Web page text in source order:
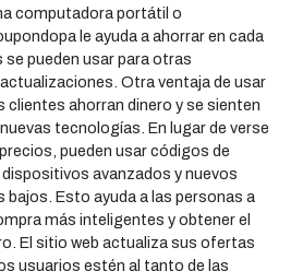
computadora portátil o
le ayuda a ahorrar en cada
pueden usar para otras
Otra ventaja de usar
clientes ahorran dinero y se sienten
tecnologías. En lugar de verse
pueden usar códigos de
avanzados y nuevos
bajos. Esto ayuda a las personas a
más inteligentes y obtener el
El sitio web actualiza sus ofertas
usuarios estén al tanto de las